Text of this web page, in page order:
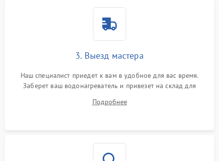
3. Выезд мастера
Наш специалист приедет к вам в удобное для вас время.
Заберет ваш водонагреватель и привезет на склад для
Подробнее